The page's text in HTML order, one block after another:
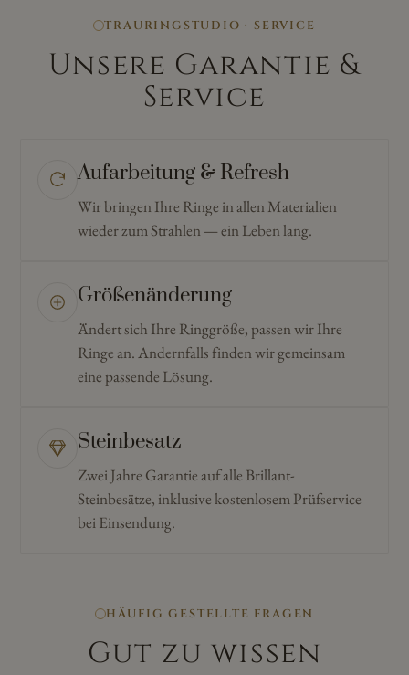
TRAURINGSTUDIO · SERVICE
Unsere Garantie &
Service
Aufarbeitung & Refresh
Wir bringen Ihre Ringe in allen Materialien
wieder zum Strahlen — ein Leben lang.
Größenänderung
Ändert sich Ihre Ringgröße, passen wir Ihre
Ringe an. Andernfalls finden wir gemeinsam
eine passende Lösung.
Steinbesatz
Zwei Jahre Garantie auf alle Brillant-
Steinbesätze, inklusive kostenlosem Prüfservice
bei Einsendung.
HÄUFIG GESTELLTE FRAGEN
Gut zu wissen